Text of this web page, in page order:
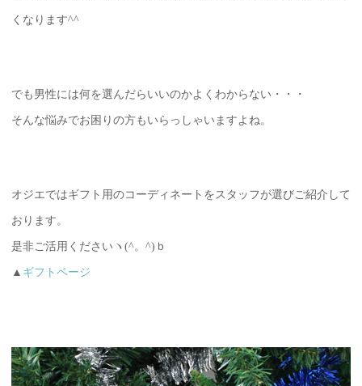
くなります^^
でも男性には何を選んだらいいのかよくわからない・・・
そんな悩みでお困りの方もいらっしゃいますよね。
オジエではギフト用のコーディネートをスタッフが選びご紹介して
おります。
是非ご活用くださいヽ(^。^)ｂ
▲ ギフトページ